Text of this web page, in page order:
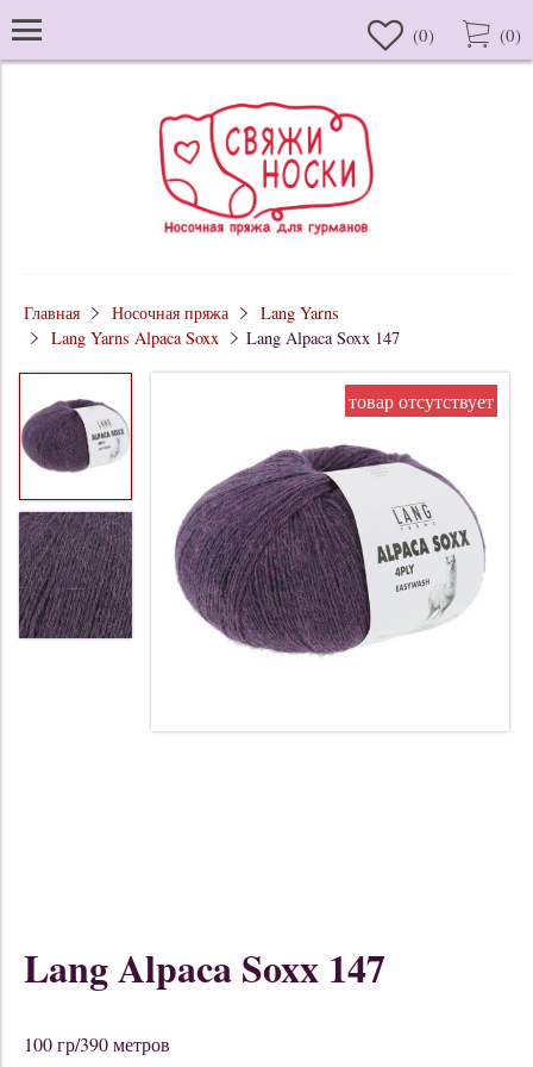
(0) (0)
Главная Носочная пряжа
Lang Yarns
Lang Yarns Alpaca Soxx
Lang Alpaca Soxx 147
товар отсутствует
Lang Alpaca Soxx 147
100 гр/390 метров